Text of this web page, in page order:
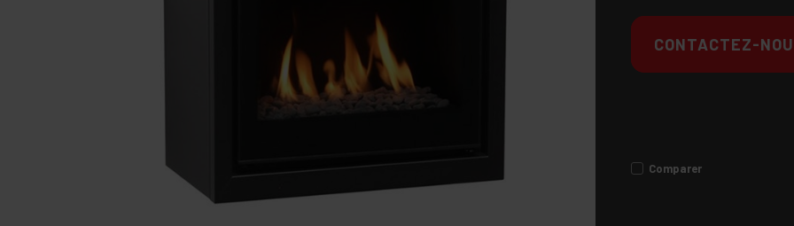
CONTACTEZ-
Comparer